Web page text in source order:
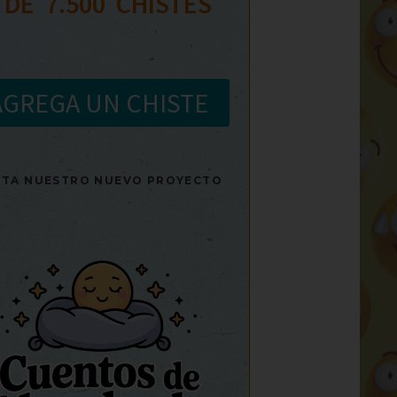
UN CHISTE
NUESTRO NUEVO PROYECTO